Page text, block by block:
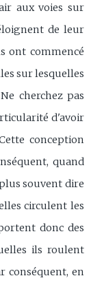
aux voies sur
de leur
ont commencé
sur lesquelles
cherchez pas
d'avoir
conception
quand
souvent dire
circulent les
donc des
ils roulent
conséquent, en